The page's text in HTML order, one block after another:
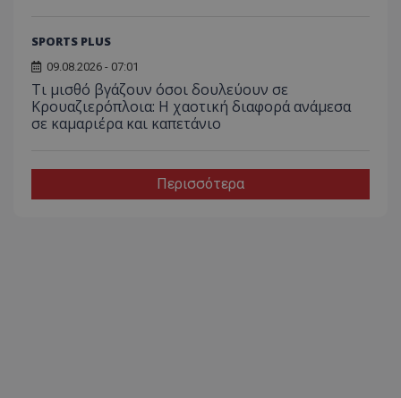
SPORTS PLUS
09.08.2026 - 07:01
Τι μισθό βγάζουν όσοι δουλεύουν σε
Κρουαζιερόπλοια: Η χαοτική διαφορά ανάμεσα
σε καμαριέρα και καπετάνιο
Περισσότερα